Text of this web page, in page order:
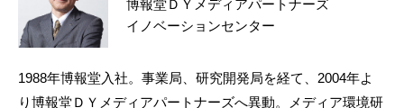
博報堂ＤＹメディアパートナーズ
イノベーションセンター
1988年博報堂入社。事業局、研究開発局を経て、2004年よ
り博報堂ＤＹメディアパートナーズへ異動。メディア環境研